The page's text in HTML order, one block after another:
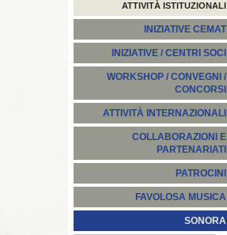
ATTIVITÀ ISTITUZIONALI
INIZIATIVE CEMAT
INIZIATIVE / CENTRI SOCI
WORKSHOP / CONVEGNI /
CONCORSI
ATTIVITÀ INTERNAZIONALI
COLLABORAZIONI E
PARTENARIATI
PATROCINI
FAVOLOSA MUSICA
SONORA